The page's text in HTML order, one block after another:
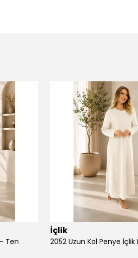
- Ten
İçlik
2052 Uzun Kol Penye İçlik